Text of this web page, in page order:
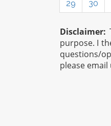
29
30
Disclaimer:
purpose. I
questions/
please email